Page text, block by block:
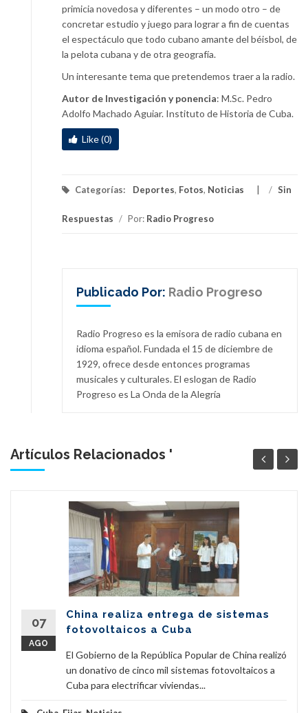
primicia novedosa y diferentes – un modo otro – de
concretar estudio y juego para lograr a fin de cuentas
el espectáculo que todo cubano amante del béisbol, de
la pelota cubana y de otra geografía.
Un interesante tema que pretendemos traer a la radio.
Autor de Investigación y ponencia: M.Sc. Pedro
Adolfo Machado Aguiar. Instituto de Historia de Cuba.
Like (0)
Categorías: Deportes, Fotos, Noticias / Sin
Respuestas / Por: Radio Progreso
Publicado Por: Radio Progreso
Radio Progreso es la emisora de radio cubana en
idioma español. Fundada el 15 de diciembre de
1929, ofrece desde entonces programas
musicales y culturales. El eslogan de Radio
Progreso es La Onda de la Alegría
Artículos Relacionados '
07
AGO
China realiza entrega de sistemas
fotovoltaicos a Cuba
El Gobierno de la República Popular de China realizó
un donativo de cinco mil sistemas fotovoltaicos a
Cuba para electrificar viviendas...